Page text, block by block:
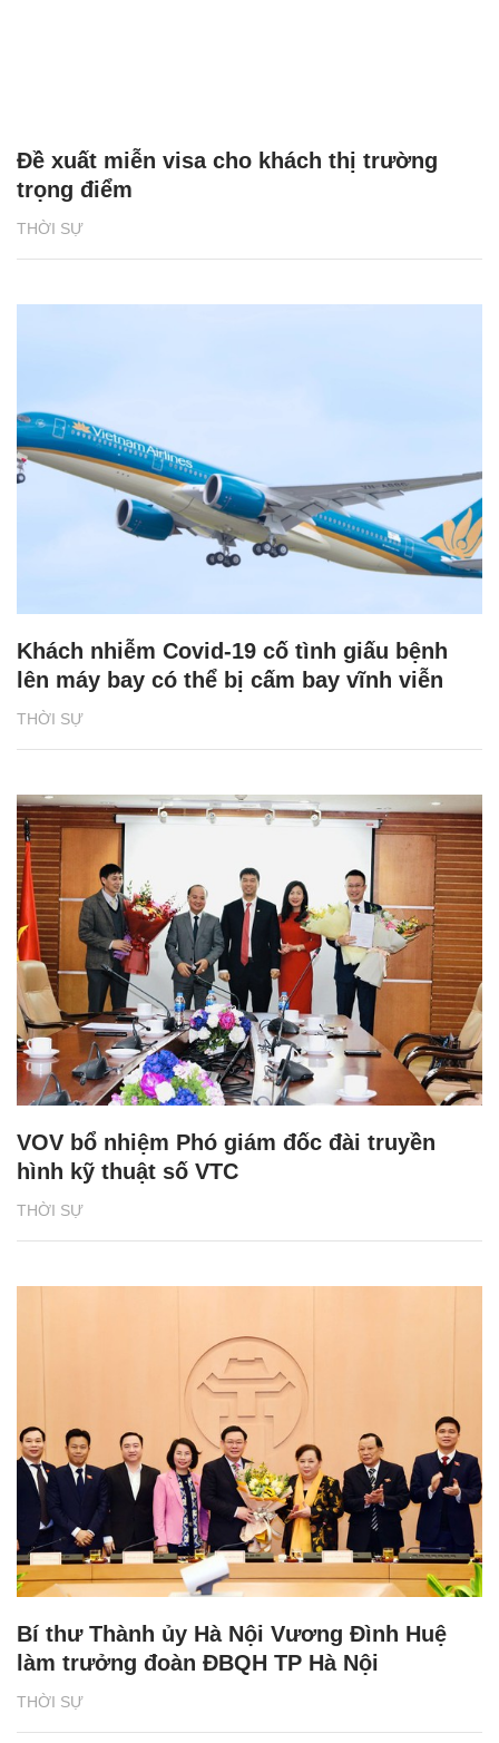
THỜI SỰ
Đề xuất miễn visa cho khách thị trường
trọng điểm
THỜI SỰ
Khách nhiễm Covid-19 cố tình giấu bệnh
lên máy bay có thể bị cấm bay vĩnh viễn
THỜI SỰ
VOV bổ nhiệm Phó giám đốc đài truyền
hình kỹ thuật số VTC
THỜI SỰ
Bí thư Thành ủy Hà Nội Vương Đình Huệ
làm trưởng đoàn ĐBQH TP Hà Nội